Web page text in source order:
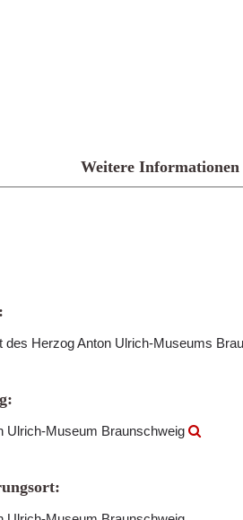
Weitere Informationen
des Herzog Anton Ulrich-Museums
Ulrich-Museum Braunschweig